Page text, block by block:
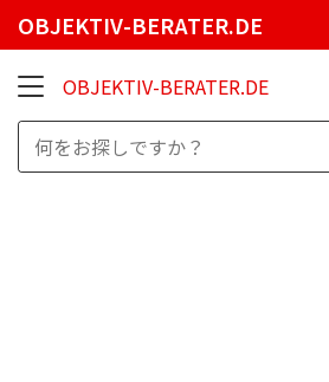
OBJEKTIV-BERATER.DE
OBJEKTIV-BERATER.DE